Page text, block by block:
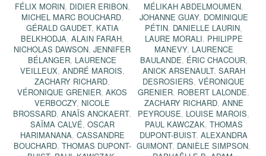
FÉLIX MORIN, DIDIER ERIBON,
MICHEL MARC BOUCHARD,
GÉRALD GAUDET, KATIA
BELKHODJA, ALAIN FARAH,
NICHOLAS DAWSON,JENNIFER
BÉLANGER, LAURENCE
VEILLEUX, ANDRÉ MAROIS,
ZACHARY RICHARD,
VÉRONIQUE GRENIER,AKOS
VERBOCZY, NICOLE
BROSSARD,ANAÏS ANCKAERT,
SAÏMA CALVÉ, OSCAR
HARIMANANA, CASSANDRE
BOUCHARD, THOMAS DUPONT-
MÉLIKAH ABDELMOUMEN,
JOHANNE GUAY, DOMINIQUE
PÉTIN, DANIELLE LAURIN,
LAURE MORALI, PHILIPPE
MANEVY, LAURENCE
BAULANDE, ÉRIC CHACOUR,
ANICK ARSENAULT, SARAH
DESROSIERS,VÉRONIQUE
GRENIER, ROBERT LALONDE,
ZACHARY RICHARD, ANNE
PEYROUSE, LOUISE MAROIS,
PAUL KAWCZAK, THOMAS
DUPONT-BUIST,ALEXANDRA
GUIMONT, DANIÈLE SIMPSON,